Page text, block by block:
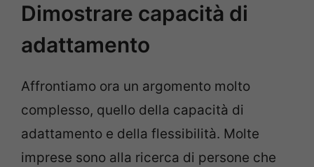
Dimostrare capacità di
adattamento
Affrontiamo ora un argomento molto
complesso, quello della capacità di
adattamento e della flessibilità. Molte
imprese sono alla ricerca di persone che